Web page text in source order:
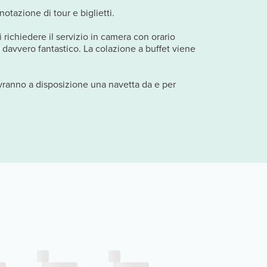
di tour e biglietti.
il servizio in camera con orario
fantastico. La colazione a buffet viene
a disposizione una navetta da e per